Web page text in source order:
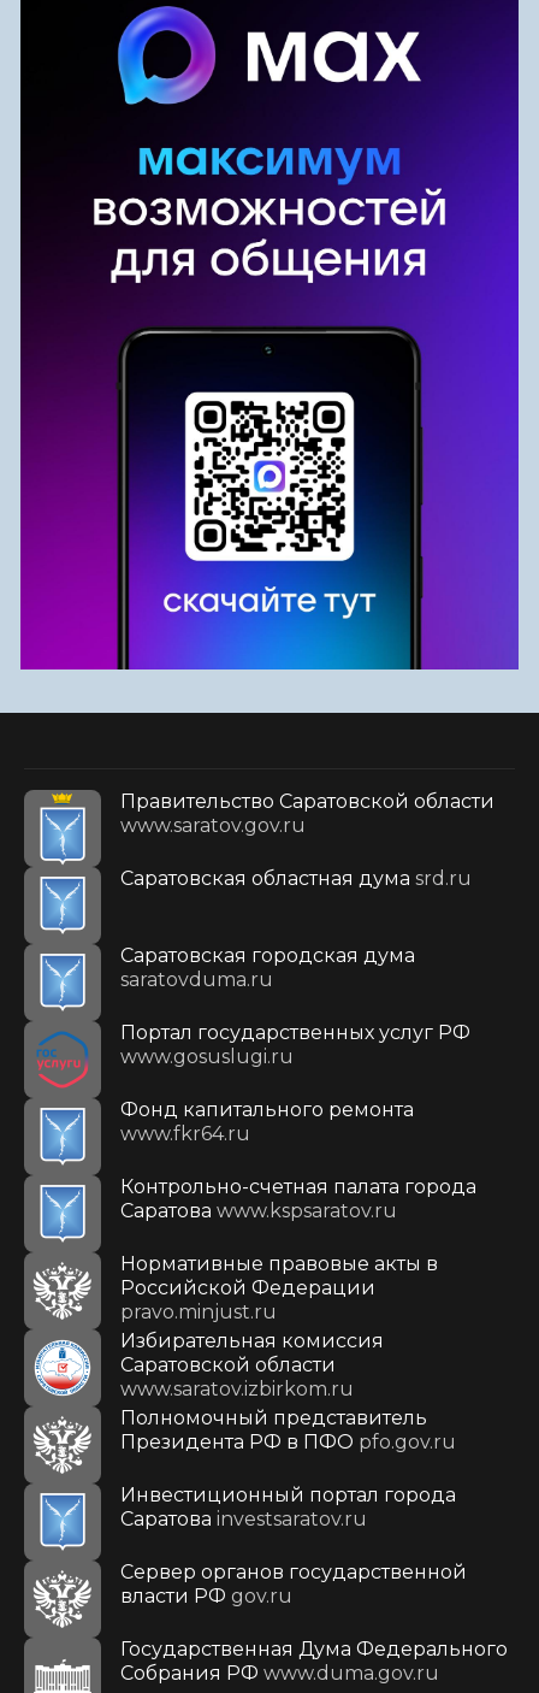
Правительство Саратовской области
www.saratov.gov.ru
Саратовская областная дума srd.ru
Саратовская городская дума
saratovduma.ru
Портал государственных услуг РФ
www.gosuslugi.ru
Фонд капитального ремонта
www.fkr64.ru
Контрольно-счетная палата города
Саратова www.kspsaratov.ru
Нормативные правовые акты в
Российской Федерации
pravo.minjust.ru
Избирательная комиссия
Саратовской области
www.saratov.izbirkom.ru
Полномочный представитель
Президента РФ в ПФО pfo.gov.ru
Инвестиционный портал города
Саратова investsaratov.ru
Сервер органов государственной
власти РФ gov.ru
Государственная Дума Федерального
Собрания РФ www.duma.gov.ru